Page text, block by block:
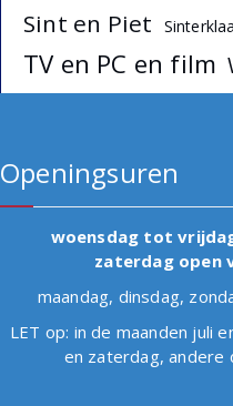
Sint en Piet
TV en PC en film
Openingsuren
woensdag tot
zaterdag open
maandag, dinsdag,
LET op: in de maanden juli
en zaterdag, andere